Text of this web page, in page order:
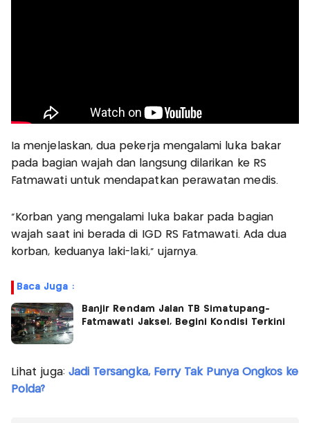
Ia menjelaskan, dua pekerja mengalami luka bakar
pada bagian wajah dan langsung dilarikan ke RS
Fatmawati untuk mendapatkan perawatan medis.
"Korban yang mengalami luka bakar pada bagian
wajah saat ini berada di IGD RS Fatmawati. Ada dua
korban, keduanya laki-laki," ujarnya.
Baca Juga :
Banjir Rendam Jalan TB Simatupang-
Fatmawati Jaksel, Begini Kondisi Terkini
Lihat juga: Jadi Tersangka, Ferry Tak Punya Ongkos ke
Polda?